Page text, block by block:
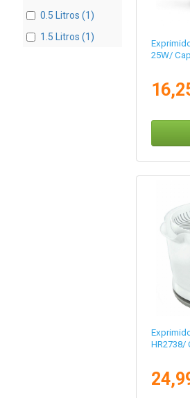
0.5 Litros (1)
1.5 Litros (1)
25W/
HR2738/